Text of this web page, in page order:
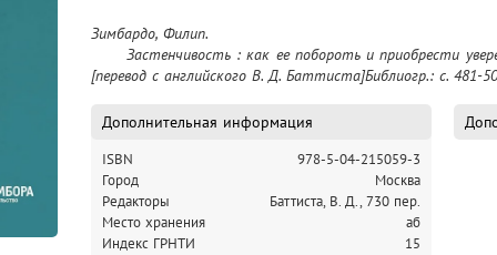
Зимбардо, Филип.
	Застенчивость : как ее побороть и приобрести уверенность в себе : [18+] / Филип Зимбардо ;
[перевод с английского В. Д. Баттиста]Библиогр.: с. 481-
Дополнительная информация
ISBN
978-5-04-215059-3
Город
Москва
Редакторы
Баттиста, В. Д., 730 пер.
Место хранения
аб
Индекс ГРНТИ
15